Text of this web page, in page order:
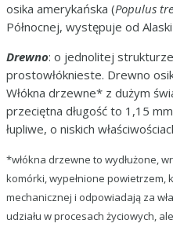
osika amerykańska (Populus
Północnej, występuje od
Drewno: o jednolitej
prostowłóknieste. Drewno
Włókna drzewne* z dużym
przeciętna długość to 1,15
łupliwe, o niskich
*włókna drzewne to wydłużone,
komórki, wypełnione powietrzem,
mechanicznej i odpowiadają za
udziału w procesach życiowych,